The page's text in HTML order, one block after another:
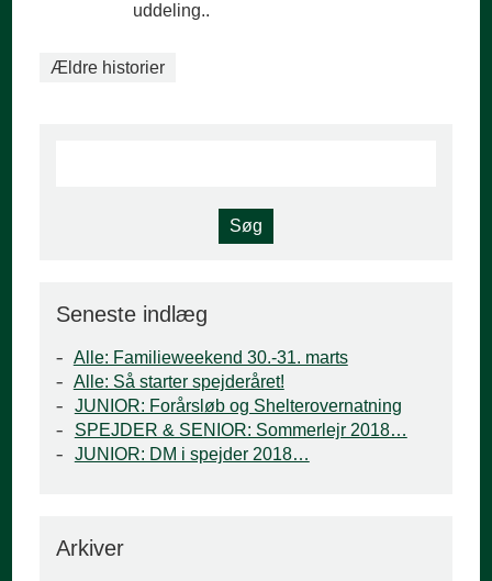
uddeling..
Ældre historier
Seneste indlæg
Alle: Familieweekend 30.-31. marts
Alle: Så starter spejderåret!
JUNIOR: Forårsløb og Shelterovernatning
SPEJDER & SENIOR: Sommerlejr 2018…
JUNIOR: DM i spejder 2018…
Arkiver